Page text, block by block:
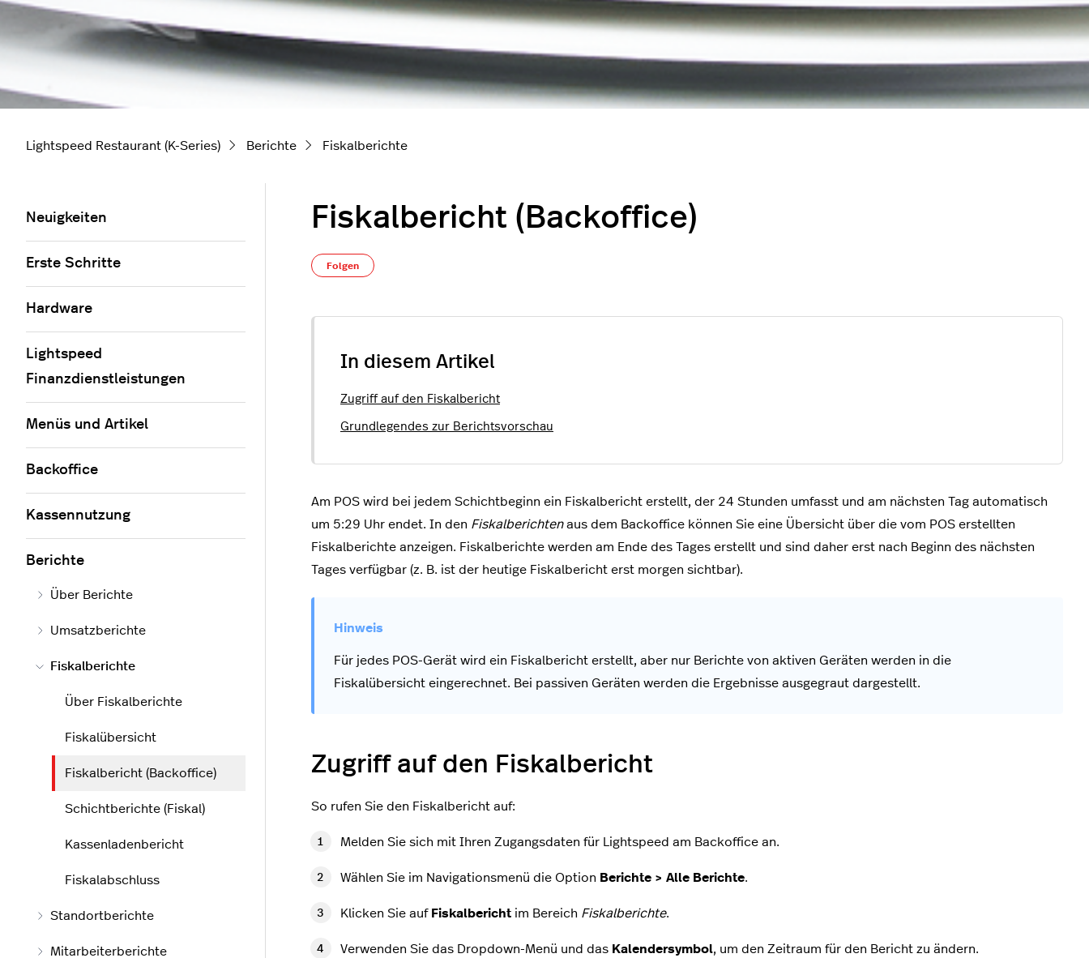
Lightspeed Restaurant (K-Series) Berichte Fiskalberichte
Fiskalbericht (Backoffice)
Folgen
In diesem Artikel
Zugriff auf den Fiskalbericht
Grundlegendes zur Berichtsvorschau
Am POS wird bei jedem Schichtbeginn ein Fiskalbericht erstellt, der 24 Stunden umfasst und am nächsten Tag automatisch
um 5:29 Uhr endet. In den Fiskalberichtenaus dem Backoffice können Sie eine Übersicht über die vom POS erstellten
Fiskalberichte anzeigen. Fiskalberichte werden am Ende des Tages erstellt und sind daher erst nach Beginn des nächsten
Tages verfügbar (z. B. ist der heutige Fiskalbericht erst morgen sichtbar).
Für jedes POS-Gerät wird ein Fiskalbericht erstellt, aber nur Berichte von aktiven Geräten werden in die
Fiskalübersicht eingerechnet. Bei passiven Geräten werden die Ergebnisse ausgegraut dargestellt.
Zugriff auf den Fiskalbericht
So rufen Sie den Fiskalbericht auf:
Melden Sie sich mit Ihren Zugangsdaten für Lightspeed am Backoffice an.
Wählen Sie im Navigationsmenü die Option Berichte > Alle Berichte.
Klicken Sie auf Fiskalbericht im Bereich Fiskalberichte.
Verwenden Sie das Dropdown-Menü und das Kalendersymbol, um den Zeitraum für den Bericht zu ändern.
Neuigkeiten
Erste Schritte
Hardware
Lightspeed
Finanzdienstleistungen
Menüs und Artikel
Backoffice
Kassennutzung
Berichte
Über Berichte
Umsatzberichte
Fiskalberichte
Über Fiskalberichte
Fiskalübersicht
Fiskalbericht (Backoffice)
Schichtberichte (Fiskal)
Kassenladenbericht
Fiskalabschluss
Standortberichte
Mitarbeiterberichte